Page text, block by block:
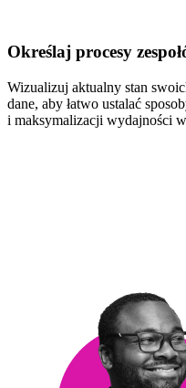
Określaj procesy
Wizualizuj aktualny stan
dane, aby łatwo ustalać
i maksymalizacji wydajności w